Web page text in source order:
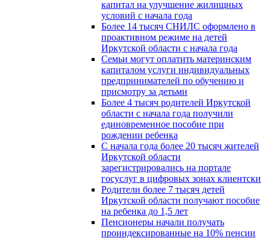
капитал на улучшение жилищных
условий с начала года
Более 14 тысяч СНИЛС оформлено в
проактивном режиме на детей
Иркутской области с начала года
Семьи могут оплатить материнским
капиталом услуги индивидуальных
предпринимателей по обучению и
присмотру за детьми
Более 4 тысяч родителей Иркутской
области с начала года получили
единовременное пособие при
рождении ребенка
С начала года более 20 тысяч жителей
Иркутской области
зарегистрировались на портале
госуслуг в цифровых зонах клиентски
Родители более 7 тысяч детей
Иркутской области получают пособие
на ребенка до 1,5 лет
Пенсионеры начали получать
проиндексированные на 10% пенсии